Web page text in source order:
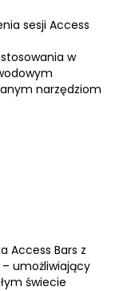
sesji Access
w
narzędziom
Access Bars z
umożliwiający
świecie